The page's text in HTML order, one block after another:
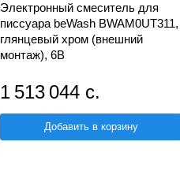
Электронный смеситель для
писсуара beWash BWAM0UT311,
глянцевый хром (внешний
монтаж), 6В
1 513 044 с.
Добавить в корзину